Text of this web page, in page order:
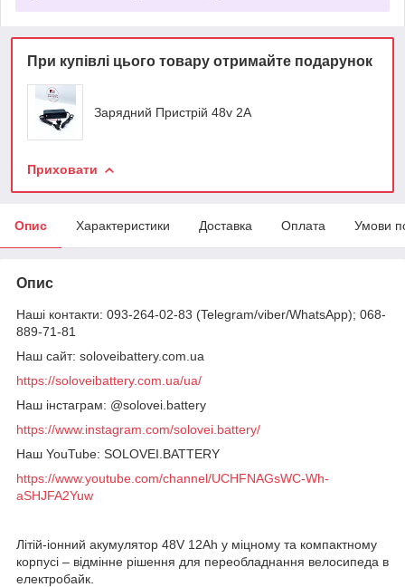
При купівлі цього товару отримайте подарунок
Зарядний Пристрій 48v 2A
Приховати
Опис Характеристики Доставка Оплата Умови
Опис
Наші контакти: 093-264-02-83 (Telegram/viber/WhatsApp); 068-
889-71-81
Наш сайт: soloveibattery.com.ua
https://soloveibattery.com.ua/ua/
Наш інстаграм: @solovei.battery
https://www.instagram.com/solovei.battery/
Наш YouTube: SOLOVEI.BATTERY
https://www.youtube.com/channel/UCHFNAGsWC-Wh-
aSHJFA2Yuw
Літій-іонний акумулятор 48V 12Ah у міцному та компактному
корпусі – відмінне рішення для переобладнання велосипеда в
електробайк.